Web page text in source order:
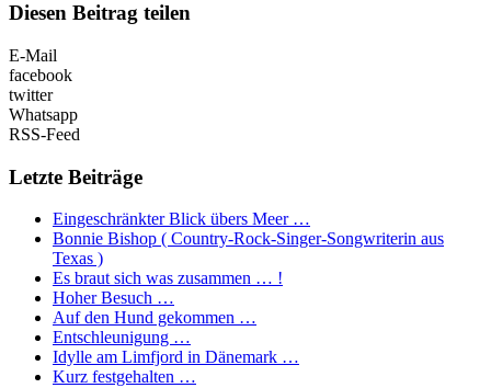
Diesen Beitrag teilen
E-Mail
facebook
twitter
Whatsapp
RSS-Feed
Letzte Beiträge
Eingeschränkter Blick übers Meer …
Bonnie Bishop ( Country-Rock-Singer-Songwriterin aus
Texas )
Es braut sich was zusammen … !
Hoher Besuch …
Auf den Hund gekommen …
Entschleunigung …
Idylle am Limfjord in Dänemark …
Kurz festgehalten …